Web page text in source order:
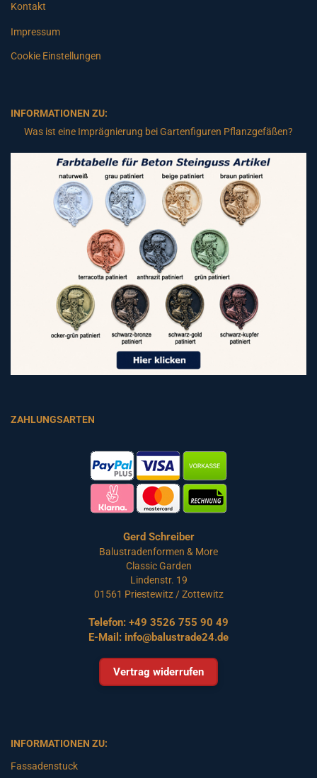
Kontakt
Impressum
Cookie Einstellungen
INFORMATIONEN ZU:
Was ist eine Imprägnierung bei Gartenfiguren Pflanzgefäßen?
ZAHLUNGSARTEN
Gerd Schreiber
Balustradenformen & More
Classic Garden
Lindenstr. 19
01561 Priestewitz / Zottewitz
Telefon: +49 3526 755 90 49
E-Mail: info@balustrade24.de
Vertrag widerrufen
INFORMATIONEN ZU:
Fassadenstuck